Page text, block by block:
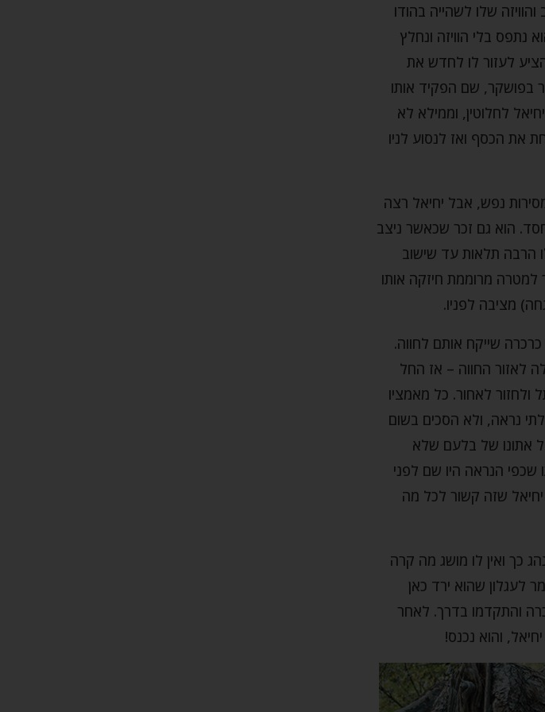
שלו לשהייה בהודו
בלי הוויזה ונחלץ
לעזור לו לחדש את
בפושקר, שם הפקיד אותו
לחלוטין, וממילא לא
את הכסף ואז לנסוע לניו
נפש, אבל יחיאל רצה
הוא גם זכר שכאשר ניצב
הרבה תלאות עד שישוב
למטרה מרוממת חיזקה אותו
מציבה לפניו.
שייקח אותם לחווה.
לאזור החווה – אז החל
לאחור. כל מאמציו
נראה, ולא הסכים בשום
אתונו של בלעם שלא
הנראה היו שם לפני
שזה קשור לכל מה
כך ואין לו מושג מה קרה
לעגלון שהוא ירד כאן
והתקדמו בדרך. לאחר
והוא נכנס!